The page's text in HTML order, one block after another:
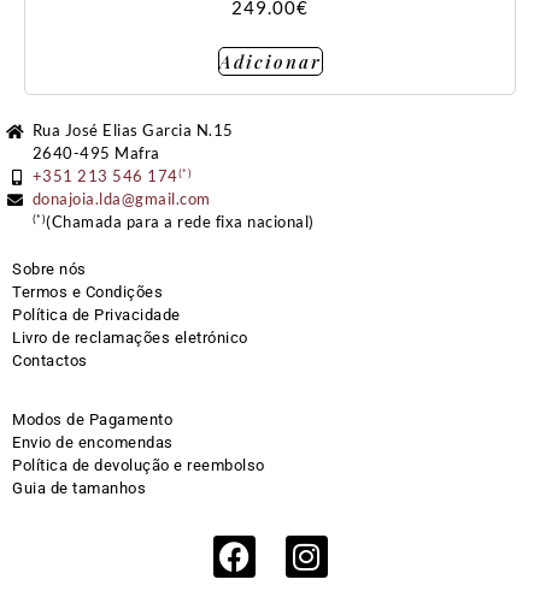
249.00€
Adicionar
Rua José Elias Garcia N.15
2640-495 Mafra
+351 213 546 174(*)
donajoia.lda@gmail.com
(*)(Chamada para a rede fixa nacional)
Sobre nós
Termos e Condições
Política de Privacidade
Livro de reclamações eletrónico
Contactos
Modos de Pagamento
Envio de encomendas
Política de devolução e reembolso
Guia de tamanhos